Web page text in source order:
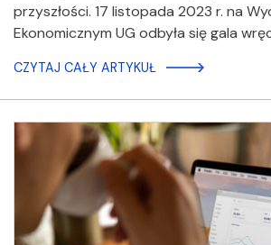
przyszłości. 17 listopada 2023 r. na
Ekonomicznym UG odbyła się gala
CZYTAJ CAŁY ARTYKUŁ